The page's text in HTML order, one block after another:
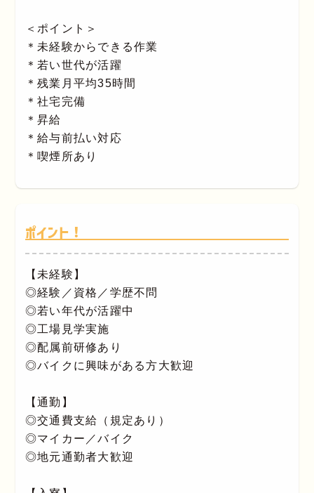
＜ポイント＞
＊未経験からできる作業
＊若い世代が活躍
＊残業月平均35時間
＊社宅完備
＊昇給
＊給与前払い対応
＊喫煙所あり
ポイント！
【未経験】
◎経験／資格／学歴不問
◎若い年代が活躍中
◎工場見学実施
◎配属前研修あり
◎バイクに興味がある方大歓迎
【通勤】
◎交通費支給（規定あり）
◎マイカー／バイク
◎地元通勤者大歓迎